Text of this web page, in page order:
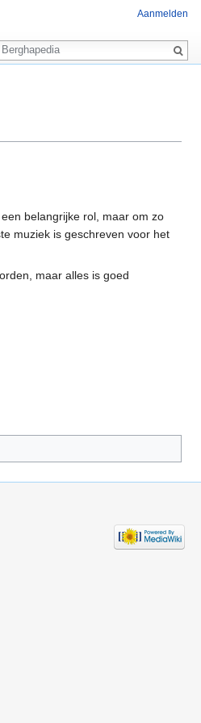
belangrijke rol, maar om zo
muziek is geschreven voor het
maar alles is goed
Aanmelden